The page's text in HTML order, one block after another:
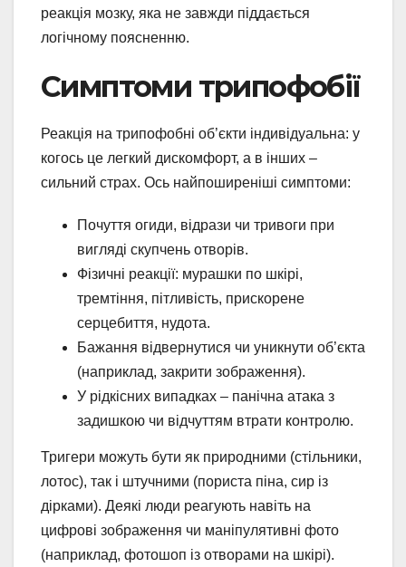
реакція мозку, яка не завжди піддається
логічному поясненню.
Симптоми трипофобії
Реакція на трипофобні об’єкти індивідуальна: у
когось це легкий дискомфорт, а в інших –
сильний страх. Ось найпоширеніші симптоми:
Почуття огиди, відрази чи тривоги при
вигляді скупчень отворів.
Фізичні реакції: мурашки по шкірі,
тремтіння, пітливість, прискорене
серцебиття, нудота.
Бажання відвернутися чи уникнути об’єкта
(наприклад, закрити зображення).
У рідкісних випадках – панічна атака з
задишкою чи відчуттям втрати контролю.
Тригери можуть бути як природними (стільники,
лотос), так і штучними (пориста піна, сир із
дірками). Деякі люди реагують навіть на
цифрові зображення чи маніпулятивні фото
(наприклад, фотошоп із отворами на шкірі).